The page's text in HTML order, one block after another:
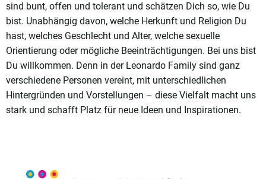
sind bunt, offen und tolerant und schätzen Dich so, wie Du
bist. Unabhängig davon, welche Herkunft und Religion Du
hast, welches Geschlecht und Alter, welche sexuelle
Orientierung oder mögliche Beeinträchtigungen. Bei uns bist
Du willkommen. Denn in der Leonardo Family sind ganz
verschiedene Personen vereint, mit unterschiedlichen
Hintergründen und Vorstellungen – diese Vielfalt macht uns
stark und schafft Platz für neue Ideen und Inspirationen.